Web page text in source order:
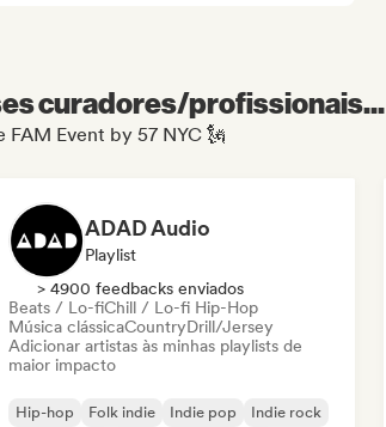
curadores/profissionais...
Event by 57 NYC 🗽
ADAD Audio
Playlist
> 4900 feedbacks enviados
Beats / Lo-fiChill / Lo-fi Hip-Hop
Música clássicaCountryDrill/Jersey
Adicionar artistas às minhas playlists de
maior impacto
Hip-hop Folk indie Indie pop
Indie rock